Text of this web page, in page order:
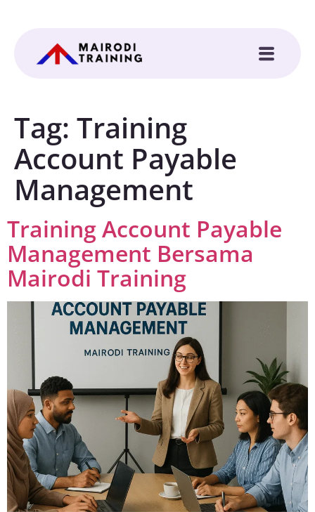
Tag: Training
Account Payable
Management
Training Account Payable
Management Bersama
Mairodi Training